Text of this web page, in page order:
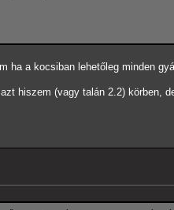
ha a kocsiban lehetőleg minden
hiszem (vagy talán 2.2) körben,